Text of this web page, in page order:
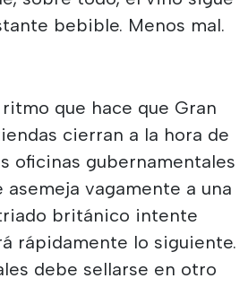
bebible. Menos mal.
que hace que Gran
cierran a la hora de
oficinas gubernamentales
vagamente a una
británico intente
rápidamente lo siguiente.
debe sellarse en otro